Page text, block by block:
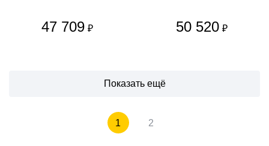
47 709 ₽ 50 520 ₽
Показать ещё
1 2